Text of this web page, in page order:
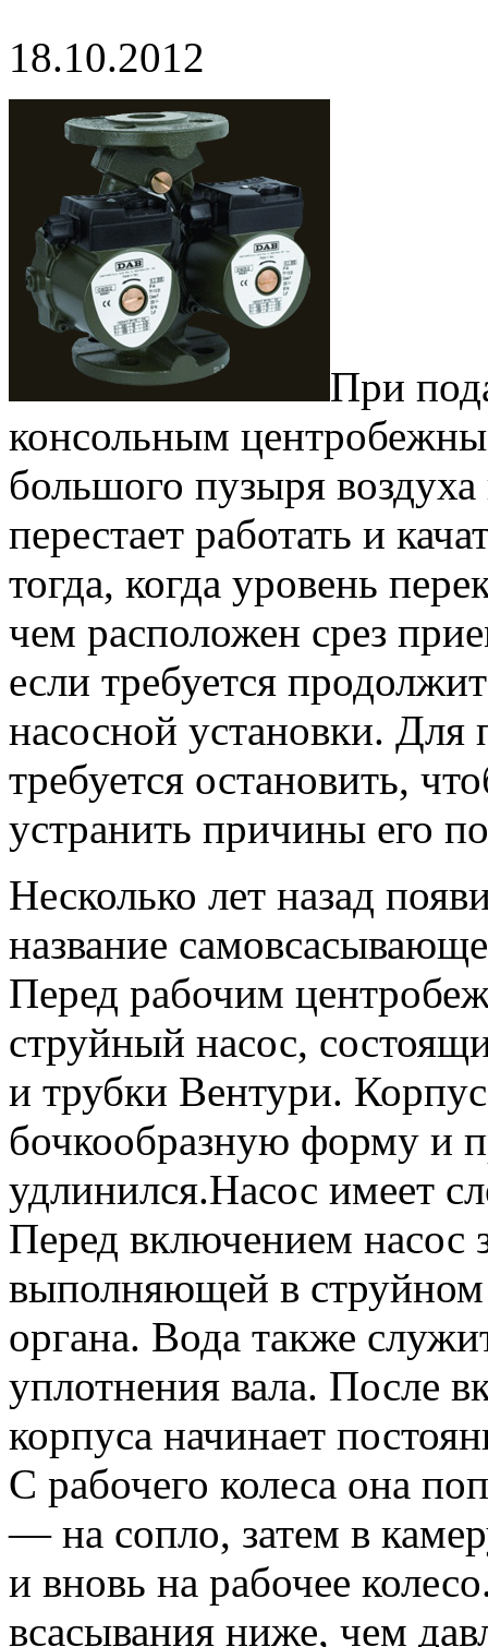
18.10.2012
При
консольным
большого пузыря воздуха
перестает работать и
тогда, когда уровень
чем расположен срез
если требуется
насосной установки. Для
требуется остановить,
устранить причины его
Несколько лет назад
название
Перед рабочим
струйный насос,
и трубки Вентури.
бочкообразную форму и
удлинился.Насос имеет
Перед включением насос
выполняющей в
органа. Вода также
уплотнения вала. После
корпуса начинает
С рабочего колеса она
— на сопло, затем в
и вновь на рабочее
всасывания ниже, чем